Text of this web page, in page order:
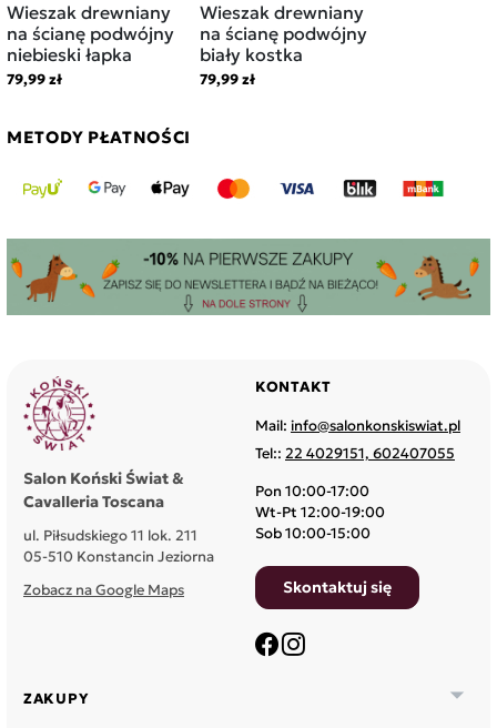
Wieszak drewniany
na ścianę podwójny
niebieski łapka
79,99 zł
Wieszak drewniany
na ścianę podwójny
biały kostka
79,99 zł
METODY PŁATNOŚCI
Salon Koński Świat &
Cavalleria Toscana
ul. Piłsudskiego 11 lok. 211
05-510 Konstancin Jeziorna
Zobacz na Google Maps
ZAKUPY 
KONTAKT
Mail: info@salonkonskiswiat.pl
Tel:: 22 4029151, 602407055
Pon 10:00-17:00
Wt-Pt 12:00-19:00
Sob 10:00-15:00
Skontaktuj się